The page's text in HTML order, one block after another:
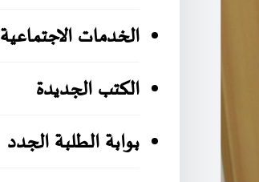
الخدمات الاجتماعية
الكتب الجديدة
بوابة الطلبة الجدد